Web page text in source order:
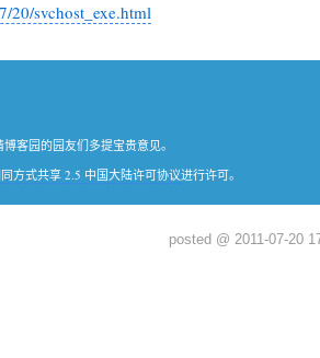
20/svchost_exe.html
客园的园友们多提宝贵意见。
方式共享 2.5 中国大陆许可协议进行许可。
posted @ 2011-07-20